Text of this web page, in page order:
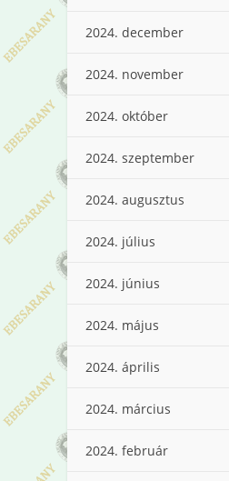
2024. december
2024. november
2024. október
2024. szeptember
2024. augusztus
2024. július
2024. június
2024. május
2024. április
2024. március
2024. február